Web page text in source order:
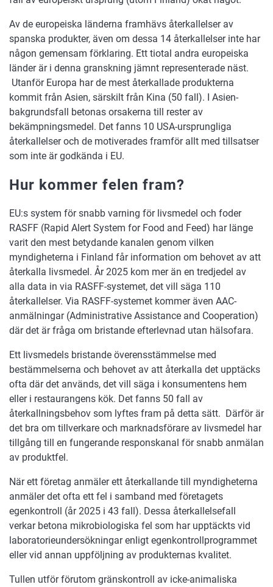
Av de europeiska länderna framhävs återkallelser av
spanska produkter, även om dessa 14 återkallelser inte har
någon gemensam förklaring. Ett tiotal andra europeiska
länder är i denna granskning jämnt representerade näst.
Utanför Europa har de mest återkallade produkterna
kommit från Asien, särskilt från Kina (50 fall). I Asien-
bakgrundsfall betonas orsakerna till rester av
bekämpningsmedel. Det fanns 10 USA-ursprungliga
återkallelser och de motiverades framför allt med tillsatser
som inte är godkända i EU.
Hur kommer felen fram?
EU:s system för snabb varning för livsmedel och foder
RASFF (Rapid Alert System for Food and Feed) har länge
varit den mest betydande kanalen genom vilken
myndigheterna i Finland får information om behovet av att
återkalla livsmedel. År 2025 kom mer än en tredjedel av
alla data in via RASFF-systemet, det vill säga 110
återkallelser. Via RASFF-systemet kommer även AAC-
anmälningar (Administrative Assistance and Cooperation)
där det är fråga om bristande efterlevnad utan hälsofara.
Ett livsmedels bristande överensstämmelse med
bestämmelserna och behovet av att återkalla det upptäcks
ofta där det används, det vill säga i konsumentens hem
eller i restaurangens kök. Det fanns 50 fall av
återkallningsbehov som lyftes fram på detta sätt. Därför är
det bra om tillverkare och marknadsförare av livsmedel har
tillgång till en fungerande responskanal för snabb anmälan
av produktfel.
När ett företag anmäler ett återkallande till myndigheterna
anmäler det ofta ett fel i samband med företagets
egenkontroll (år 2025 i 43 fall). Dessa återkallelsefall
verkar betona mikrobiologiska fel som har upptäckts vid
laboratorieundersökningar enligt egenkontrollprogrammet
eller vid annan uppföljning av produkternas kvalitet.
Tullen utför förutom gränskontroll av icke-animaliska